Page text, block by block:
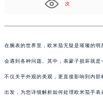
次
在腕表的世界里，欧米茄无疑是璀璨的
会遇到各种问题。其中，表蒙子损坏就
不仅关乎外观的美观，更直接影响到内
出发，为您详细解析如何处理欧米茄手表